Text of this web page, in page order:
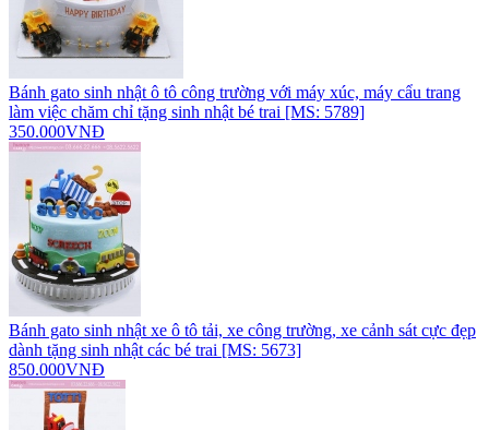
Bánh gato sinh nhật ô tô công trường với máy xúc, máy cẩu trang
làm việc chăm chỉ tặng sinh nhật bé trai [MS: 5789]
350.000VNĐ
Bánh gato sinh nhật xe ô tô tải, xe công trường, xe cảnh sát cực đẹp
dành tặng sinh nhật các bé trai [MS: 5673]
850.000VNĐ